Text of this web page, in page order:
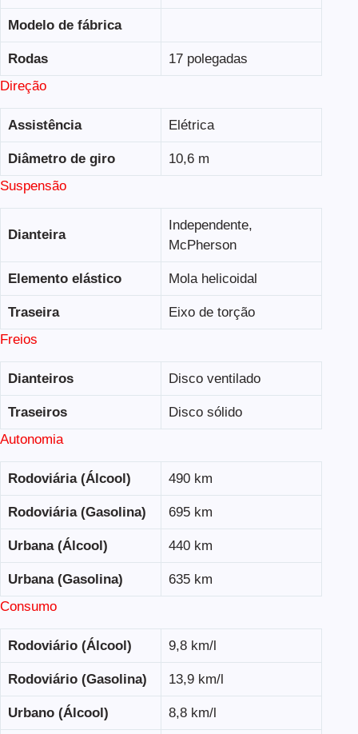
Modelo de fábrica
Rodas
17 polegadas
Direção
Assistência Elétrica
Diâmetro de giro
10,6 m
Suspensão
Dianteira
Independente,
McPherson
Elemento elástico Mola helicoidal
Traseira
Eixo de torção
Freios
Dianteiros Disco ventilado
Traseiros
Disco sólido
Autonomia
Rodoviária (Álcool) 490 km
Rodoviária (Gasolina) 695 km
Urbana (Álcool) 440 km
Urbana (Gasolina)
635 km
Consumo
Rodoviário (Álcool) 9,8 km/l
Rodoviário (Gasolina) 13,9 km/l
Urbano (Álcool) 8,8 km/l